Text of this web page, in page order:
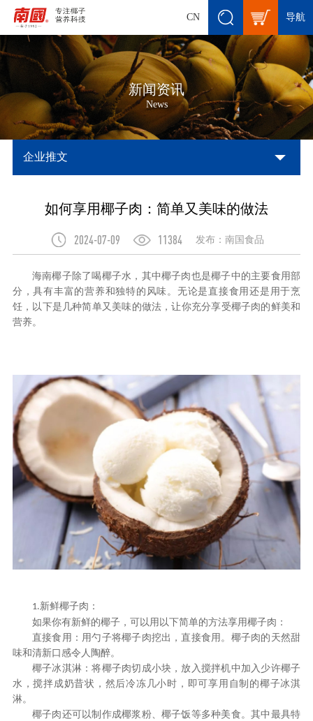
导航
CN
新闻资讯
News
企业推文
如何享用椰子肉：简单又美味的做法
2024-07-09 11384 发布：南国食品
海南椰子除了喝椰子水，其中椰子肉也是椰子中的主要食用部
分，具有丰富的营养和独特的风味。无论是直接食用还是用于烹
饪，以下是几种简单又美味的做法，让你充分享受椰子肉的鲜美和
营养。
1.新鲜椰子肉 ：
如果你有新鲜的椰子，可以用以下简单的方法享用椰子肉：
直接食用：用勺子将椰子肉挖出，直接食用。椰子肉的天然甜
味和清新口感令人陶醉。
椰子冰淇淋：将椰子肉切成小块，放入搅拌机中加入少许椰子
水，搅拌成奶昔状，然后冷冻几小时，即可享用自制的椰子冰淇
淋。
椰子肉还可以制作成椰浆粉、椰子饭等多种美食。其中最具特